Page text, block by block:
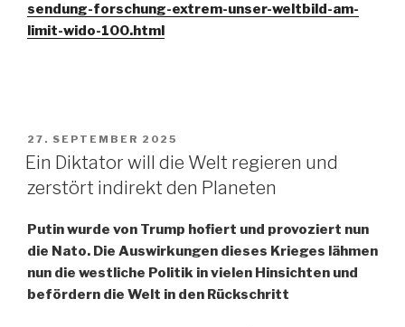
sendung-forschung-extrem-unser-weltbild-am-
limit-wido-100.html
VERÖFFENTLICHT
AM
27. SEPTEMBER 2025
Ein Diktator will die Welt regieren und
zerstört indirekt den Planeten
Putin wurde von Trump hofiert und provoziert nun
die Nato. Die Auswirkungen dieses Krieges lähmen
nun die westliche Politik in vielen Hinsichten und
befördern die Welt in den Rückschritt